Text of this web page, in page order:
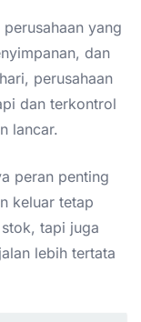
yang
dan
perusahaan
dan terkontrol
lancar.
peran penting
keluar tetap
tapi juga
lebih tertata